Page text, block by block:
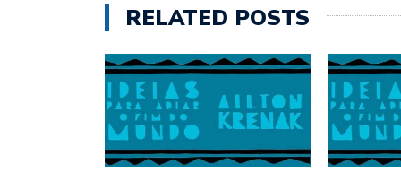
RELATED POSTS